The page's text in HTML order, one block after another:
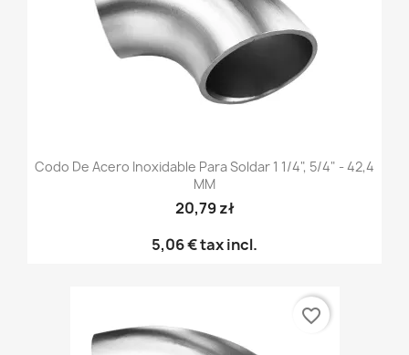
Codo De Acero Inoxidable Para Soldar 1 1/4", 5/4" - 42,4
MM
20,79 zł
5,06 €tax incl.
favorite_border